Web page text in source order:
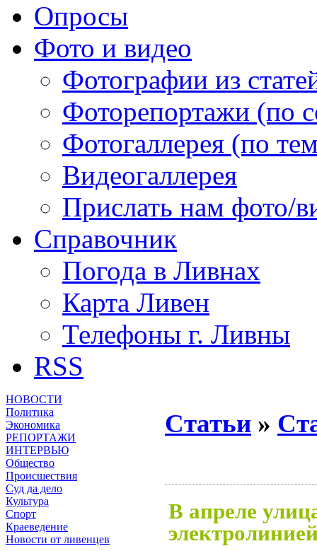
Опросы
Фото и видео
Фотографии из
Фоторепортажи (по
Фотогаллерея (по
Видеогаллерея
Прислать нам фото/
Справочник
Погода в Ливнах
Карта Ливен
Телефоны г. Ливны
RSS
НОВОСТИ
Политика
Экономика
РЕПОРТАЖИ
ИНТЕРВЬЮ
Общество
Происшествия
Суд да дело
Культура
Спорт
Краеведение
Новости от ливенцев
Статьи »
В апреле